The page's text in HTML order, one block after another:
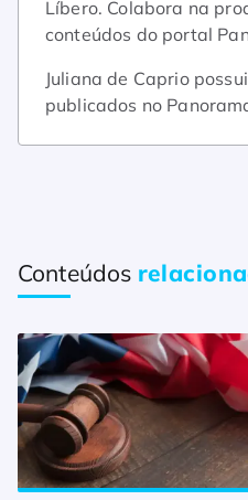
Líbero. Colabora na
conteúdos do portal
Juliana de Caprio possui
publicados no
Conteúdos